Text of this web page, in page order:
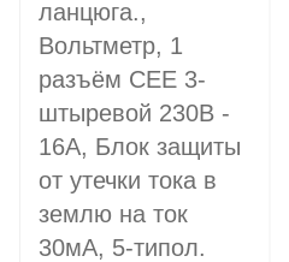
ланцюга.,
Вольтметр, 1
разъём CEE 3-
штыревой 230В -
16A, Блок защиты
от утечки тока в
землю на ток
30мА, 5-типол.